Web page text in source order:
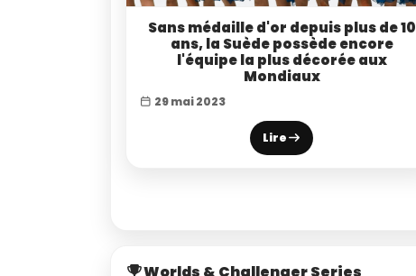
Sans médaille d'or depuis plus de 10
ans, la Suède possède encore
l'équipe la plus décorée aux
Mondiaux
29 mai 2023
Lire
Worlds & Challenger Series